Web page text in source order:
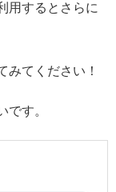
用するとさらに
みてください！
です。